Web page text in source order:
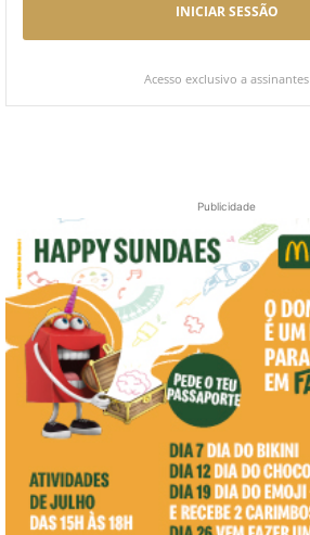
INICIAR SESSÃO
Acesso exclusivo a assinantes
Publicidade